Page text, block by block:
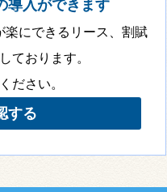
導入ができます
楽にできるリース、割賦
ております。
ださい。
する